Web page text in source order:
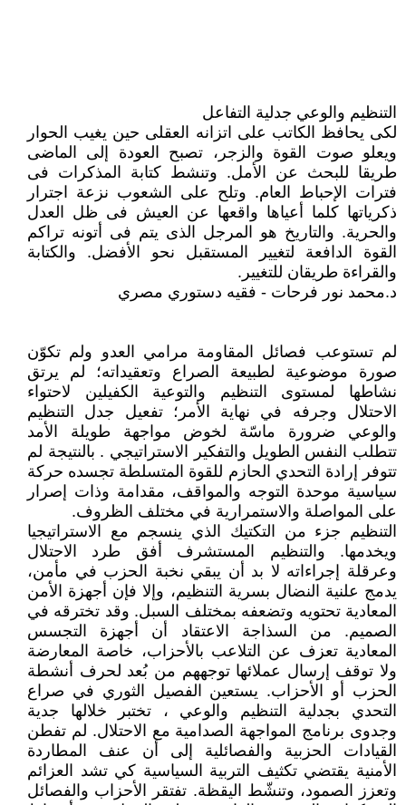
التنظيم والوعي جدلية التفاعل
لكى يحافظ الكاتب على اتزانه العقلى حين يغيب الحوار
ويعلو صوت القوة والزجر، تصبح العودة إلى الماضى
طريقا للبحث عن الأمل. وتنشط كتابة المذكرات فى
فترات الإحباط العام. وتلح على الشعوب نزعة اجترار
ذكرياتها كلما أعياها واقعها عن العيش فى ظل العدل
والحرية. والتاريخ هو المرجل الذى يتم فى أتونه تراكم
القوة الدافعة لتغيير المستقبل نحو الأفضل. والكتابة
والقراءة طريقان للتغيير.
د.محمد نور فرحات - فقيه دستوري مصري
لم تستوعب فصائل المقاومة مرامي العدو ولم تكوّن
صورة موضوعية لطبيعة الصراع وتعقيداته؛ لم يرتق
نشاطها لمستوى التنظيم والتوعية الكفيلين لاحتواء
الاحتلال وجرفه في نهاية الأمر؛ تفعيل جدل التنظيم
والوعي ضرورة ماسّة لخوض مواجهة طويلة الأمد
تتطلب النفس الطويل والتفكير الاستراتيجي . بالنتيجة لم
تتوفر إرادة التحدي الحازم للقوة المتسلطة تجسده حركة
سياسية موحدة التوجه والمواقف، مقدامة وذات إصرار
على المواصلة والاستمرارية في مختلف الظروف.
التنظيم جزء من التكتيك الذي ينسجم مع الاستراتيجيا
ويخدمها. والتنظيم المستشرف أفق طرد الاحتلال
وعرقلة إجراءاته لا بد أن يبقي نخبة الحزب في مأمن،
يدمج علنية النضال بسرية التنظيم، وإلا فإن أجهزة الأمن
المعادية تحتويه وتضعفه بمختلف السبل. وقد تخترقه في
الصميم. من السذاجة الاعتقاد أن أجهزة التجسس
المعادية تعزف عن التلاعب بالأحزاب، خاصة المعارضة
ولا توقف إرسال عملائها توجههم من بُعد لحرف أنشطة
الحزب أو الأحزاب. يستعين الفصيل الثوري في صراع
التحدي بجدلية التنظيم والوعي ، تختبر خلالها جدية
وجدوى برنامج المواجهة الصدامية مع الاحتلال. لم تفطن
القيادات الحزبية والفصائلية إلى أن عنف المطاردة
الأمنية يقتضي تكثيف التربية السياسية كي تشد العزائم
وتعزز الصمود، وتنشّط اليقظة. تفتقر الأحزاب والفصائل